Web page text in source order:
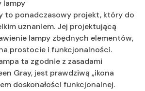
lampy
to ponadczasowy projekt, który do
uznaniem. Jej projektującą
lampy zbędnych elementów,
prostocie i funkcjonalności.
ta zgodnie z zasadami
Gray, jest prawdziwą „ikona
doskonałości funkcjonalnej.